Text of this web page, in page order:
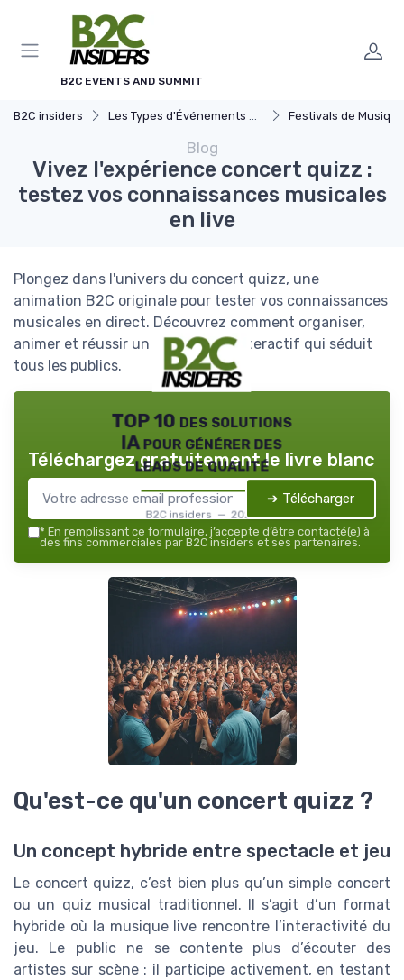
B2C EVENTS AND SUMMIT
B2C insiders Les Types d'Événements B2C Festivals de Musique et
Blog
Vivez l'expérience concert quizz :
testez vos connaissances musicales
en live
Plongez dans l'univers du concert quizz, une
animation B2C originale pour tester vos connaissances
musicales en direct. Découvrez comment organiser,
animer et réussir un événement interactif qui séduit
tous les publics.
TOP 10 des solutions
IA pour générer des
leads de qualité
B2C insiders — 2026
Téléchargez gratuitement le livre blanc
➔ Télécharger
* En remplissant ce formulaire, j’accepte d’être contacté(e) à
des fins commerciales par B2C insiders et ses partenaires.
Qu'est-ce qu'un concert quizz ?
Un concept hybride entre spectacle et jeu
Le concert quizz, c’est bien plus qu’un simple concert
ou un quiz musical traditionnel. Il s’agit d’un format
hybride où la musique live rencontre l’interactivité du
jeu. Le public ne se contente plus d’écouter des
artistes sur scène : il participe activement, en testant
Panneau de gestion des cookies